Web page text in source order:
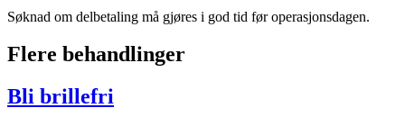
Søknad om delbetaling må gjøres i god tid før operasjonsdagen.
Flere behandlinger
Bli brillefri